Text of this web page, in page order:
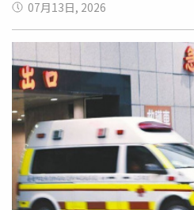
成為國家田徑運動員，平日由
上北京體育大學。瑞瑞母親史
距離祖父母住家較遠，加上兒
日晚間同意他住在一名從國中
加比賽。5月23日，瑞瑞與隊友
心與母親視訊分享喜悅，並傳
的影片。史女士回憶，當時叮囑
兒子也答應了，沒想到這竟成
屬得知，由於借宿同學隔天還有
息，瑞瑞則與其他高年級學生共
07月13日, 2026